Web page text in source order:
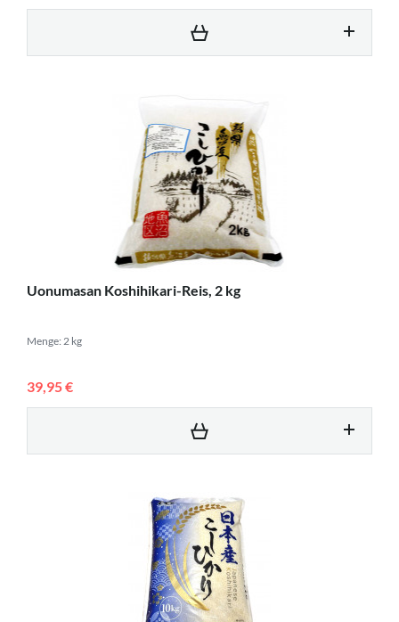
Uonumasan Koshihikari-Reis, 2 kg
Menge: 2 kg
39,95 €